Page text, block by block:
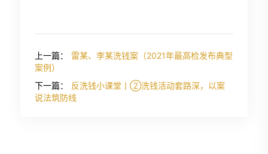
上一篇：
雷某、李某洗钱案（2021年最高检发布典型
案例）
下一篇：
反洗钱小课堂丨②洗钱活动套路深，以案
说法筑防线